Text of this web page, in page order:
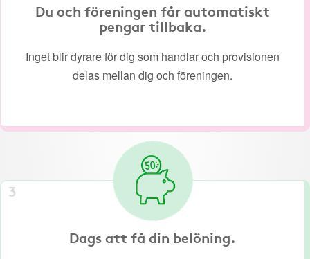
Du och föreningen får automatiskt
pengar tillbaka.
Inget blir dyrare för dig som handlar och provisionen
delas mellan dig och föreningen.
3
Dags att få din belöning.